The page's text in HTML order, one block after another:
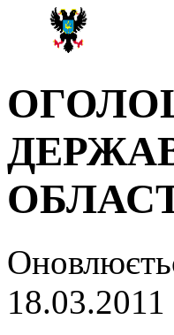
18.03.2011